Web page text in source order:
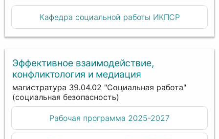
Кафедра социальной работы ИКПСР
Эффективное взаимодействие,
конфликтология и медиация
магистратура 39.04.02 "Социальная работа"
(социальная безопасность)
Рабочая программа 2025-2027